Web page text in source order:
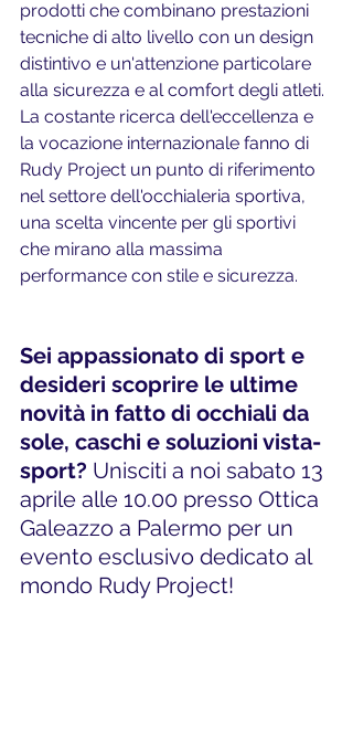
prodotti che combinano prestazioni
tecniche di alto livello con un design
distintivo e un'attenzione particolare
alla sicurezza e al comfort degli atleti.
La costante ricerca dell'eccellenza e
la vocazione internazionale fanno di
Rudy Project un punto di riferimento
nel settore dell'occhialeria sportiva,
una scelta vincente per gli sportivi
che mirano alla massima
performance con stile e sicurezza.
Sei appassionato di sport e
desideri scoprire le ultime
novità in fatto di occhiali da
sole, caschi e soluzioni vista-
sport? Unisciti a noi sabato 13
aprile alle 10.00 presso Ottica
Galeazzo a Palermo per un
evento esclusivo dedicato al
mondo Rudy Project!